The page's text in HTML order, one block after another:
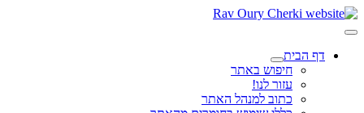
דף הבית
חיפוש באתר
עזור לנו!
כתוב למנהל האתר